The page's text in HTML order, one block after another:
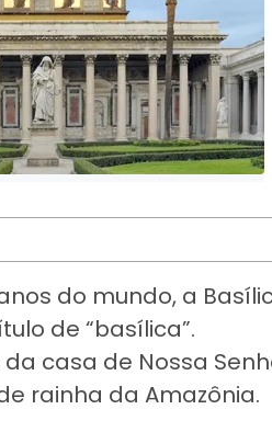
do mundo, a
de “basílica”.
casa de Nossa
rainha da Amazônia.